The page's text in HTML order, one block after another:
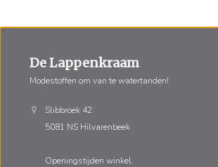
De Lappenkraam
Modestoffen om van te watertanden!
Slibbroek 42
5081 NS Hilvarenbeek
Openingstijden winkel: